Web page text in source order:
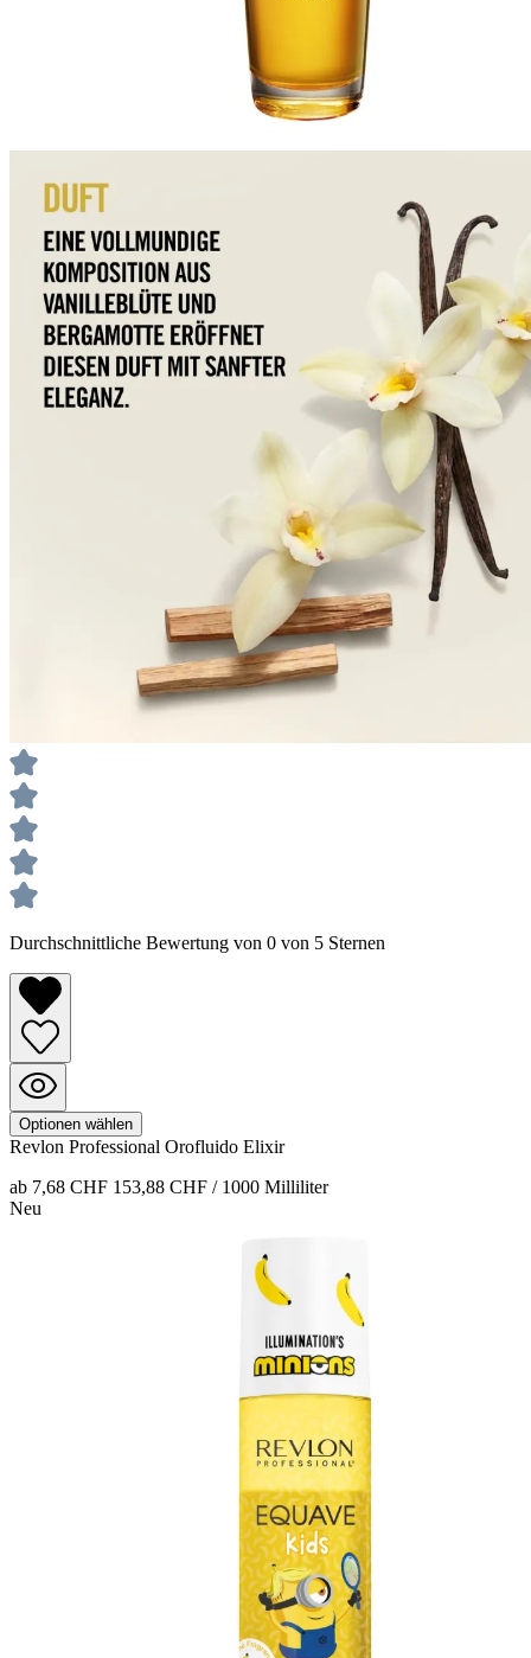
Durchschnittliche Bewertung von 0 von 5 Sternen
Optionen wählen
Revlon Professional Orofluido Elixir
ab 7,68 CHF 153,88 CHF / 1000 Milliliter
Neu